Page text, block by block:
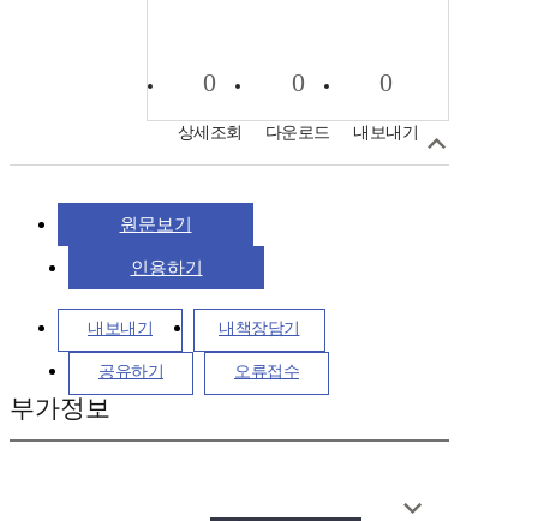
0
상세조회
0
다운로드
0
내보내기
원문보기
인용하기
내보내기 내책장담기
공유하기 오류접수
부가정보